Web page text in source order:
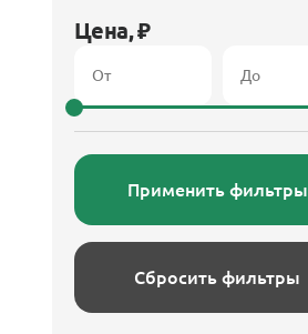
Цена, ₽
Применить фильтры
Сбросить фильтры